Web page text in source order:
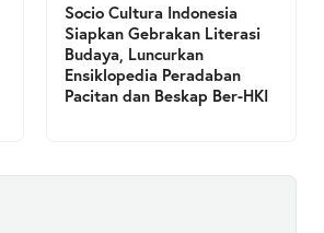
Socio Cultura Indonesia
Siapkan Gebrakan Literasi
Budaya, Luncurkan
Ensiklopedia Peradaban
Pacitan dan Beskap Ber-HKI